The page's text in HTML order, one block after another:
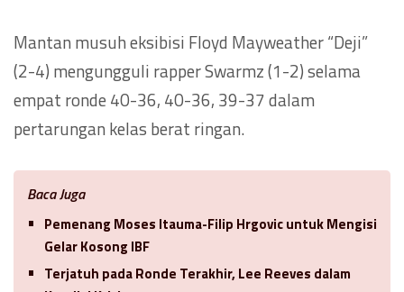
Mantan musuh eksibisi Floyd Mayweather “Deji”
(2-4) mengungguli rapper Swarmz (1-2) selama
empat ronde 40-36, 40-36, 39-37 dalam
pertarungan kelas berat ringan.
Baca Juga
Pemenang Moses Itauma-Filip Hrgovic untuk Mengisi
Gelar Kosong IBF
Terjatuh pada Ronde Terakhir, Lee Reeves dalam